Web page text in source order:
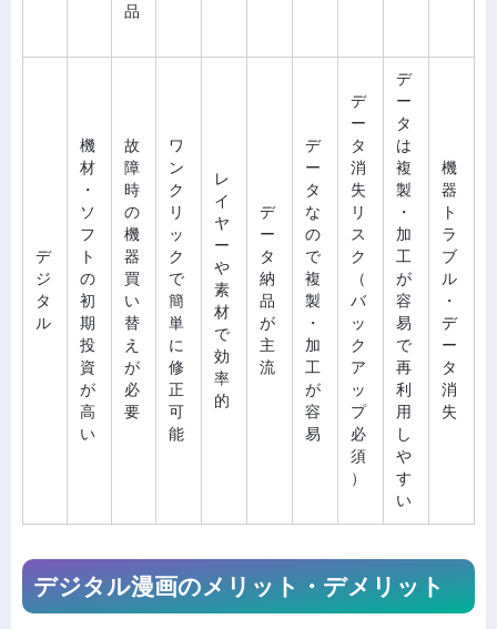
品
デ
ジ
タ
ル
機
材
・
ソ
フ
ト
の
初
期
投
資
が
高
い
故
障
時
の
機
器
買
い
替
え
が
必
要
ワ
ン
ク
リ
ッ
ク
で
簡
単
に
修
正
可
能
レ
イ
ヤ
ー
や
素
材
で
効
率
的
デ
ー
タ
納
品
が
主
流
デ
ー
タ
な
の
で
複
製
・
加
工
が
容
易
デ
ー
タ
消
失
リ
ス
ク
（
バ
ッ
ク
ア
ッ
プ
必
須
）
デ
ー
タ
は
複
製
・
加
工
が
容
易
で
再
利
用
し
や
す
い
機
器
ト
ラ
ブ
ル
・
デ
ー
タ
消
失
デジタル漫画のメリット・デメリット